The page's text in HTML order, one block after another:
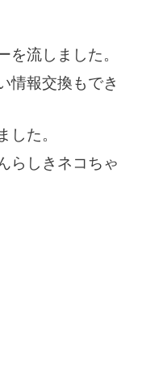
を流しました。
情報交換もでき
した。
らしきネコちゃ